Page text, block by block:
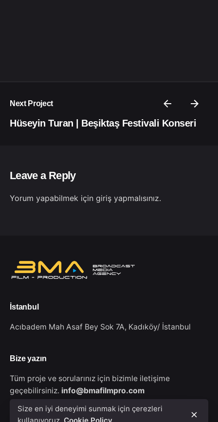
Next Project
Hüseyin Turan | Beşiktaş Festivali Konseri
Leave a Reply
Yorum yapabilmek için giriş yapmalısınız.
İstanbul
Acıbadem Mah Asaf Bey Sok 7A, Kadıköy/ İstanbul
Bize yazın
Tüm proje ve sorularınız için bizimle iletişime
geçebilirsiniz. info@bmafilmpro.com
Size en iyi deneyimi sunmak için çerezleri